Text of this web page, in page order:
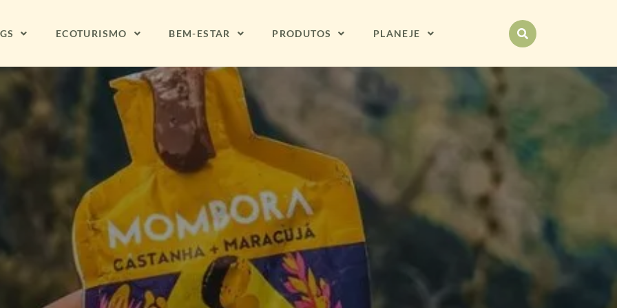
ECOTURISMO BEM-ESTAR PRODUTOS PLANEJE